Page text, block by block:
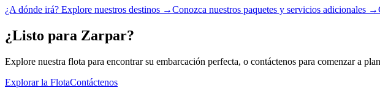
¿A dónde irá? Explore nuestros destinos →Conozca nuestros paquetes y servicios adicionales →
¿Listo para Zarpar?
Explore nuestra flota para encontrar su embarcación perfecta, o contáctenos para comenzar a
Explorar la FlotaContáctenos